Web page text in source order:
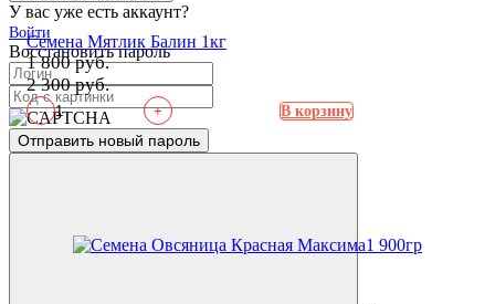
Семена Мятлик Балин 1кг
1 800 руб.
2 300 руб.
- + В корзину
У вас уже есть аккаунт?
Войти
Восстановить пароль
Отправить новый пароль